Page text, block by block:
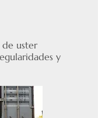
uster
y